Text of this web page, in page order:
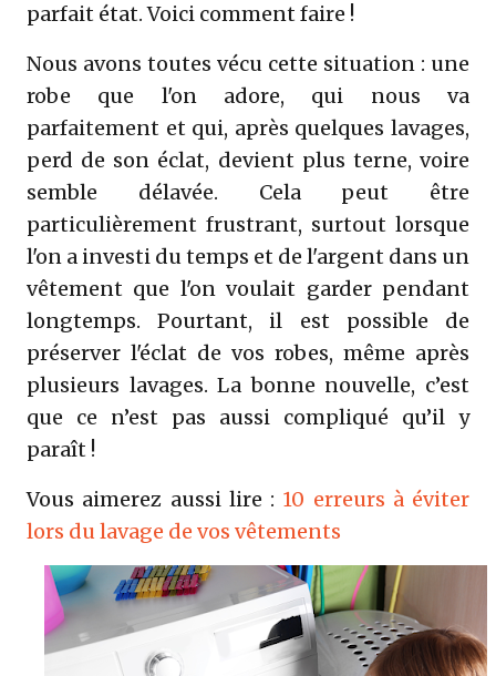
parfait état. Voici comment faire !
Nous avons toutes vécu cette situation : une
robe que l'on adore, qui nous va
parfaitement et qui, après quelques lavages,
perd de son éclat, devient plus terne, voire
semble délavée. Cela peut être
particulièrement frustrant, surtout lorsque
l'on a investi du temps et de l'argent dans un
vêtement que l'on voulait garder pendant
longtemps. Pourtant, il est possible de
préserver l'éclat de vos robes, même après
plusieurs lavages. La bonne nouvelle, c’est
que ce n’est pas aussi compliqué qu’il y
paraît !
Vous aimerez aussi lire : 10 erreurs à éviter
lors du lavage de vos vêtements